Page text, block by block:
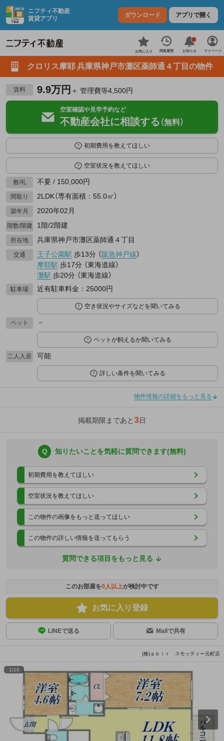
ニフティ不動産
賃貸アプリ
ダウンロード アプリで開く
お気に入り 閲覧履歴 お知らせ マイページ
クロリス摩耶 兵庫県神戸市灘区薬師通４丁目の物件
賃料 9.9万円 ＋ 管理費等4,500円
空室確認や見学予約など
不動産会社に相談する （無料）
初期費用を教えてほしい
空室状況を教えてほしい
敷/礼 不要 / 150,000円
間取り 2LDK（専有面積：55.0㎡）
築年月 2020年02月
階数/階建 1階/2階建
所在地 兵庫県神戸市灘区薬師通４丁目
交通 王子公園駅 歩13分 （阪急神戸線）
摩耶駅 歩17分 （東海道線）
灘駅 歩20分 （東海道線）
駐車場 近有駐車料金：25000円
空き状況やサイズなどを聞いてみる
ペット －
ペットが飼えるか聞いてみる
二人入居 可能
詳しい条件を聞いてみる
物件情報の詳細をもっと見る
掲載期限まであと3日
Q 知りたいことを気軽に質問できます(無料)
初期費用を教えてほしい
空室状況を教えてほしい
この物件の画像をもっと送ってほしい
この物件の詳しい情報を送ってもらう
質問できる項目をもっと見る
このお部屋を0人以上が検討中です
お気に入り登録
LINEで送る Mailで共有
(株)ａｂｉｒ スモッティー元町店
1/16